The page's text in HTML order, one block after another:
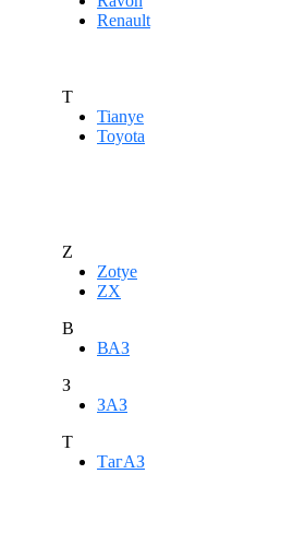
Renault
T
Tianye
Toyota
Z
Zotye
ZX
В
ВАЗ
З
ЗАЗ
Т
ТагАЗ